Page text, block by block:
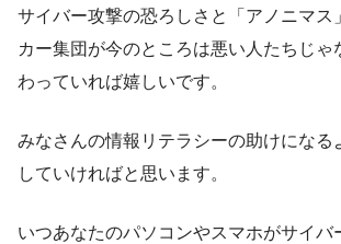
サイバー攻撃の恐ろしさと「アノニマス
カー集団が今のところは悪い人たちじゃ
わっていれば嬉しいです。
みなさんの情報リテラシーの助けになる
していければと思います。
いつあなたのパソコンやスマホがサイバ